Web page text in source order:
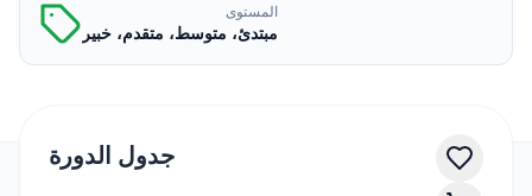
المستوى
مبتدئ، متوسط، متقدم، خبير
جدول الدورة